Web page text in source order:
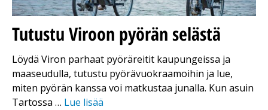
Tutustu Viroon pyörän selästä
Löydä Viron parhaat pyöräreitit kaupungeissa ja
maaseudulla, tutustu pyörävuokraamoihin ja lue,
miten pyörän kanssa voi matkustaa junalla. Kun asuin
Tartossa … Lue lisää